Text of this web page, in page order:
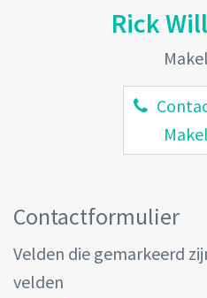
Rick
Contactformulier
Velden die gemarkeerd
velden